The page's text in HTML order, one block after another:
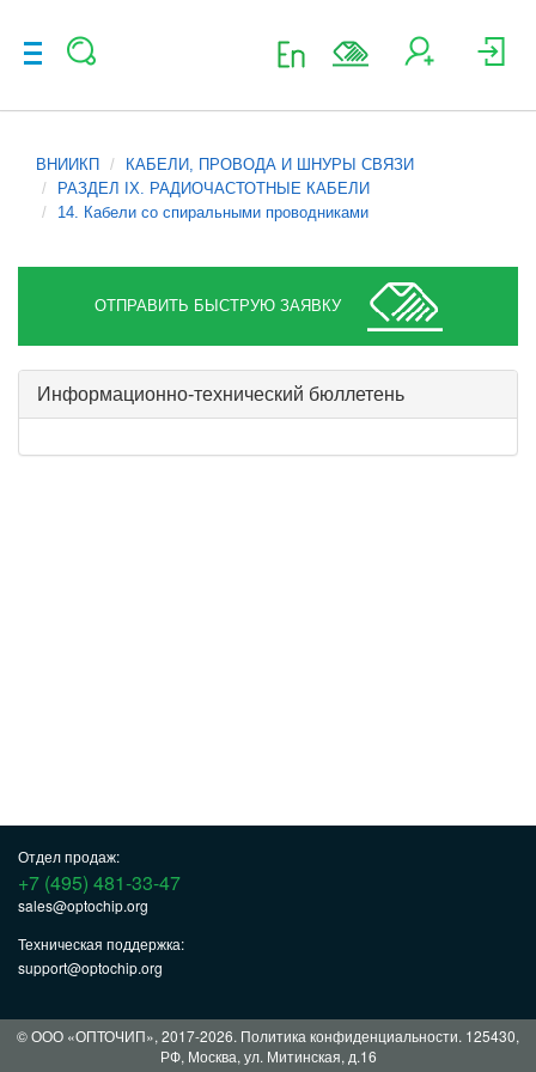
ВНИИКП
КАБЕЛИ, ПРОВОДА И ШНУРЫ СВЯЗИ
РАЗДЕЛ IX. РАДИОЧАСТОТНЫЕ КАБЕЛИ
14. Кабели со спиральными проводниками
ОТПРАВИТЬ БЫСТРУЮ ЗАЯВКУ
Информационно-технический бюллетень
Отдел продаж:
+7 (495) 481-33-47
sales@optochip.org
Техническая поддержка:
support@optochip.org
© ООО «ОПТОЧИП», 2017-2026. Политика конфиденциальности. 125430,
РФ, Москва, ул. Митинская, д.16